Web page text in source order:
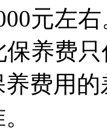
元左
保养费
费用